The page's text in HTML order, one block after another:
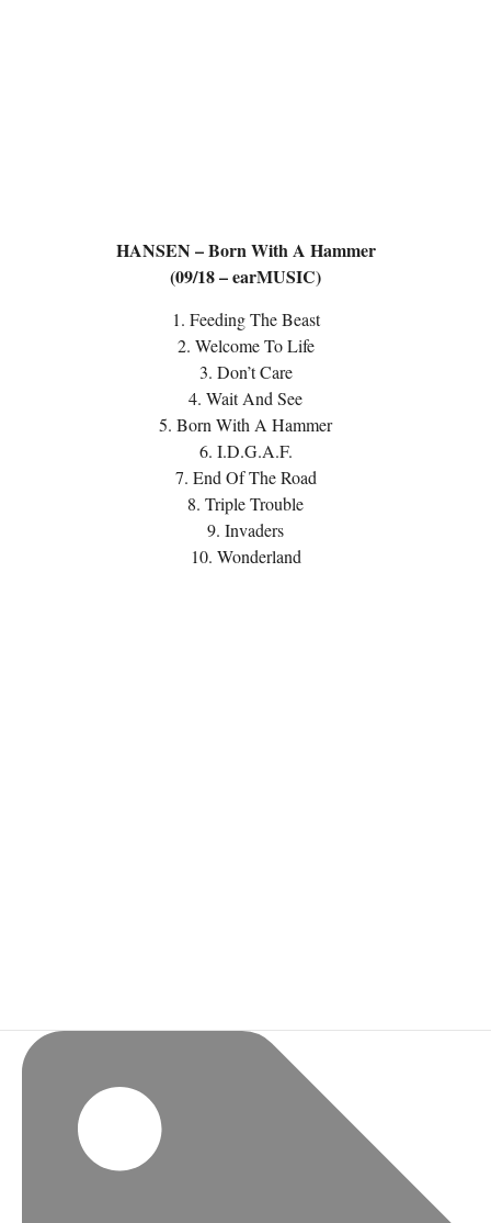
HANSEN – Born With A Hammer
(09/18 – earMUSIC)
1. Feeding The Beast
2. Welcome To Life
3. Don’t Care
4. Wait And See
5. Born With A Hammer
6. I.D.G.A.F.
7. End Of The Road
8. Triple Trouble
9. Invaders
10. Wonderland